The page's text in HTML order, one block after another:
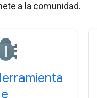
a la comunidad.